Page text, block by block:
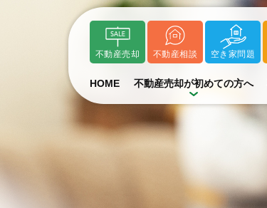
不動産売却 不動産相談 空き家問題
HOME 不動産売却が初めての方へ